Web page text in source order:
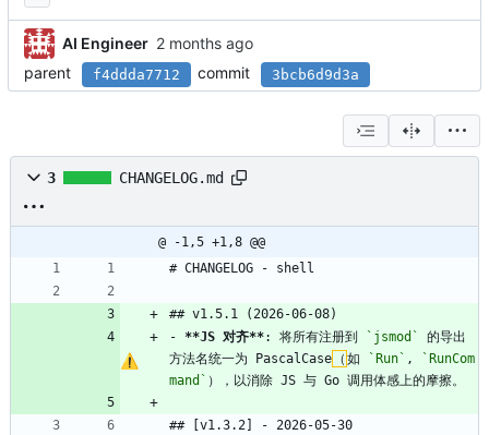
AI Engineer
parent
f4ddda7712 commit 3bcb6d9d3a
3 CHANGELOG.md
@ -1,5 +1,8 @@
# CHANGELOG - shell
## v1.5.1 (2026-06-08)
- **JS 对齐**: 将所有注册到 `jsmod`
的导出
方法名统一为 PascalCase （ 如 `Run` ,
`RunCom
mand` ），以消除 JS 与 Go 调用体感上的摩擦。
## [v1.3.2] - 2026-05-30